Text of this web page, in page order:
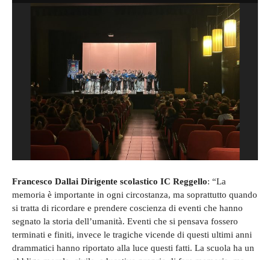
Francesco Dallai Dirigente scolastico IC Reggello: “La
memoria è importante in ogni circostanza, ma soprattutto quando
si tratta di ricordare e prendere coscienza di eventi che hanno
segnato la storia dell’umanità. Eventi che si pensava fossero
terminati e finiti, invece le tragiche vicende di questi ultimi anni
drammatici hanno riportato alla luce questi fatti. La scuola ha un